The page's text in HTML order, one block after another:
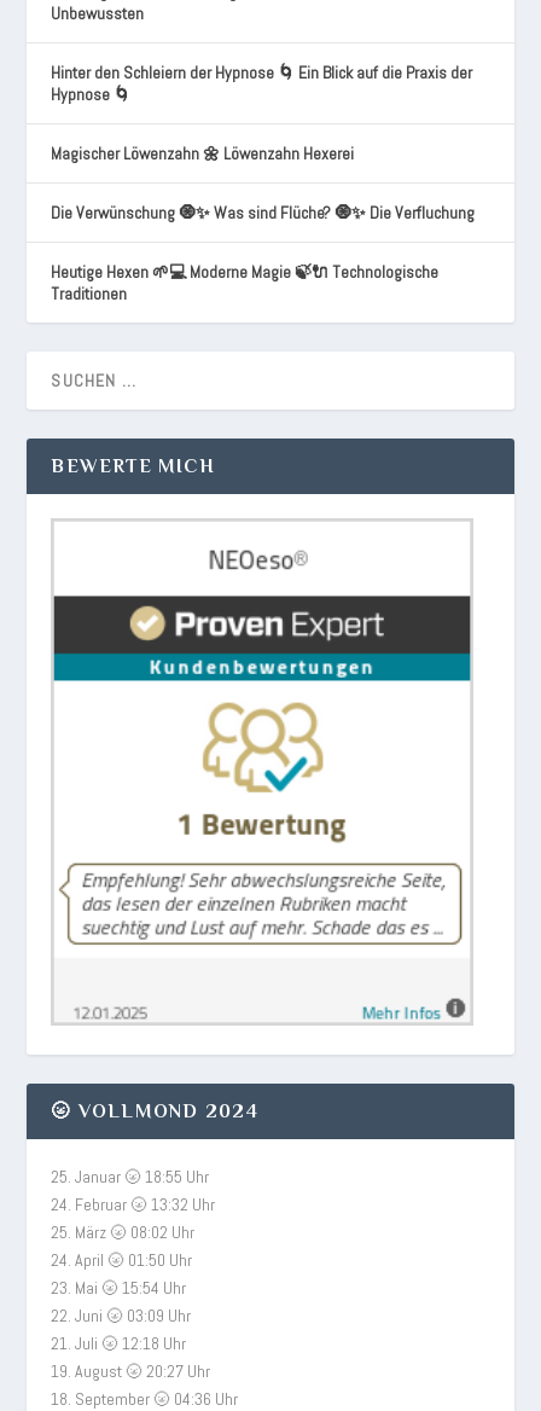
Unbewussten
Hinter den Schleiern der Hypnose 🌀 Ein Blick auf die Praxis der
Hypnose 🌀
Magischer Löwenzahn 🌼 Löwenzahn Hexerei
Die Verwünschung 🧿✨ Was sind Flüche? 🧿✨ Die Verfluchung
Heutige Hexen 🌱💻 Moderne Magie 🍃🔌 Technologische
Traditionen
BEWERTE MICH
🌝 VOLLMOND 2024
25. Januar 🌝 18:55 Uhr
24. Februar 🌝 13:32 Uhr
25. März 🌝 08:02 Uhr
24. April 🌝 01:50 Uhr
23. Mai 🌝 15:54 Uhr
22. Juni 🌝 03:09 Uhr
21. Juli 🌝 12:18 Uhr
19. August 🌝 20:27 Uhr
18. September 🌝 04:36 Uhr